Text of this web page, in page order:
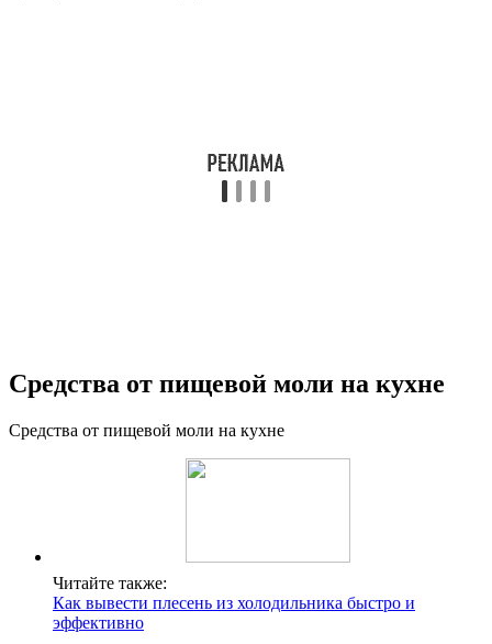
Средства от пищевой моли на кухне
Средства от пищевой моли на кухне
Читайте также:
Как вывести плесень из холодильника быстро и
эффективно